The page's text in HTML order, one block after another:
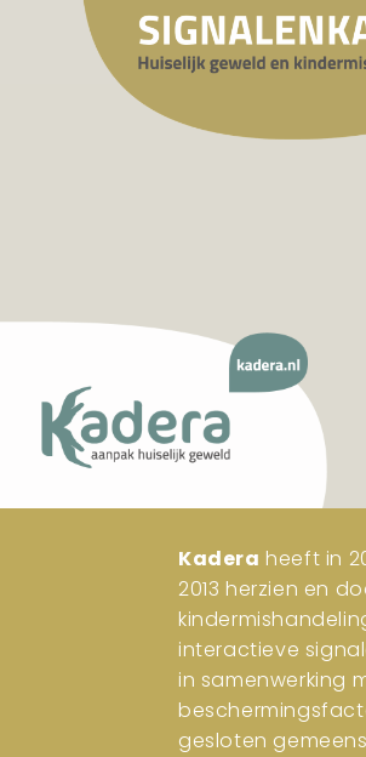
Kadera heeft in
2013 herzien en
interactieve
in samenwerking
gesloten